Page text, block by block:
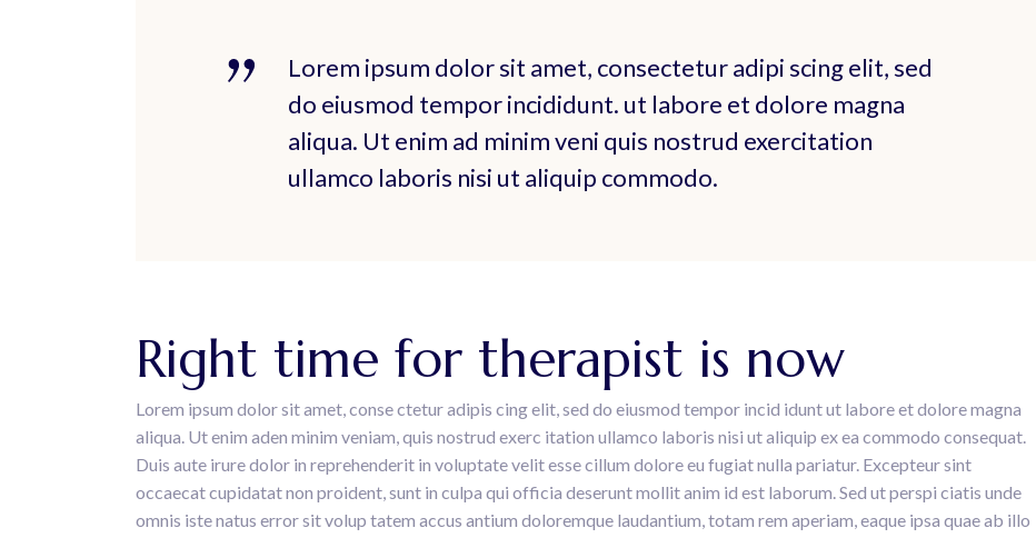
Lorem ipsum dolor sit amet, consectetur adipi scing elit, sed
do eiusmod tempor incididunt. ut labore et dolore magna
aliqua. Ut enim ad minim veni quis nostrud exercitation
ullamco laboris nisi ut aliquip commodo.
Right time for therapist is now
Lorem ipsum dolor sit amet, conse ctetur adipis cing elit, sed do eiusmod tempor incid idunt ut labore et dolore magna
aliqua. Ut enim aden minim veniam, quis nostrud exerc itation ullamco laboris nisi ut aliquip ex ea commodo consequat.
Duis aute irure dolor in reprehenderit in voluptate velit esse cillum dolore eu fugiat nulla pariatur. Excepteur sint
occaecat cupidatat non proident, sunt in culpa qui officia deserunt mollit anim id est laborum. Sed ut perspi ciatis unde
omnis iste natus error sit volup tatem accus antium doloremque laudantium, totam rem aperiam, eaque ipsa quae ab illo